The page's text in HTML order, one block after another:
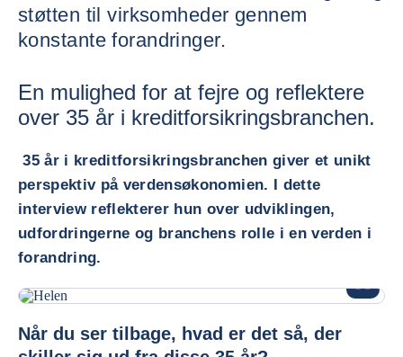
støtten til virksomheder gennem
konstante forandringer.
En mulighed for at fejre og reflektere
over 35 år i kreditforsikringsbranchen.
35 år i kreditforsikringsbranchen giver et unikt
perspektiv på verdensøkonomien. I dette
interview reflekterer hun over udviklingen,
udfordringerne og branchens rolle i en verden i
forandring.
Når du ser tilbage, hvad er det så, der